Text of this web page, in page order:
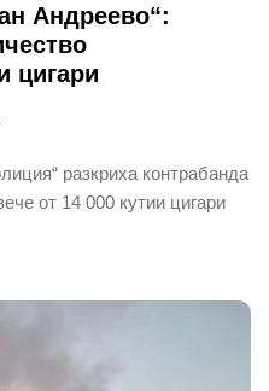
Андреево“:
цигари
разкриха контрабанда
от 14 000 кутии цигари